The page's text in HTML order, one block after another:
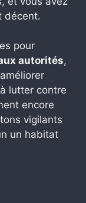
décent.
pour
autorités,
lutter contre
encore
vigilants
un habitat